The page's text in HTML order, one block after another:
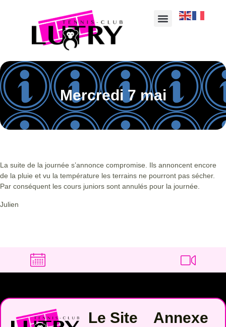
Mercredi 7 mai
La suite de la journée s’annonce compromise. Ils annoncent encore
de la pluie et vu la température les terrains ne pourront pas sécher.
Par conséquent les cours juniors sont annulés pour la journée.
Julien
Le Site
Annexe